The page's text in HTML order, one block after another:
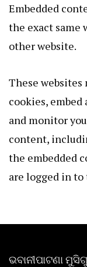
Embedded
the exact same
other website.
These websites
cookies,
and monitor
content,
the embedded
are logged in
ଭବାନୀପାଟଣା